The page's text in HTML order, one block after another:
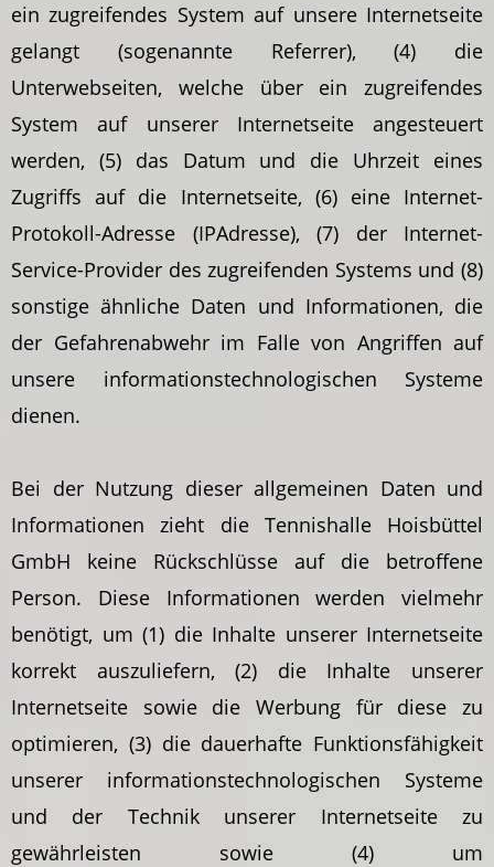
ein zugreifendes System auf unsere Internetseite
gelangt (sogenannte Referrer), (4) die
Unterwebseiten, welche über ein zugreifendes
System auf unserer Internetseite angesteuert
werden, (5) das Datum und die Uhrzeit eines
Zugriffs auf die Internetseite, (6) eine Internet-
Protokoll-Adresse (IPAdresse), (7) der Internet-
Service-Provider des zugreifenden Systems und (8)
sonstige ähnliche Daten und Informationen, die
der Gefahrenabwehr im Falle von Angriffen auf
unsere informationstechnologischen Systeme
dienen.
Bei der Nutzung dieser allgemeinen Daten und
Informationen zieht die Tennishalle Hoisbüttel
GmbH keine Rückschlüsse auf die betroffene
Person. Diese Informationen werden vielmehr
benötigt, um (1) die Inhalte unserer Internetseite
korrekt auszuliefern, (2) die Inhalte unserer
Internetseite sowie die Werbung für diese zu
optimieren, (3) die dauerhafte Funktionsfähigkeit
unserer informationstechnologischen Systeme
und der Technik unserer Internetseite zu
gewährleisten sowie (4) um